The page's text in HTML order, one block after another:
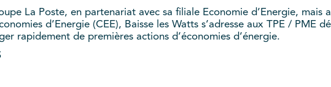
La Poste, en partenariat avec sa filiale Economie d’Energie, mais
d’Energie (CEE), Baisse les Watts s’adresse aux TPE / PME
rapidement de premières actions d’économies d’énergie.